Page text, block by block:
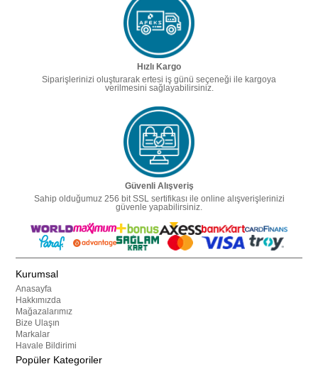
Hızlı Kargo
Siparişlerinizi oluşturarak ertesi iş günü seçeneği ile kargoya
verilmesini sağlayabilirsiniz.
Güvenli Alışveriş
Sahip olduğumuz 256 bit SSL sertifikası ile online alışverişlerinizi
güvenle yapabilirsiniz.
Kurumsal
Anasayfa
Hakkımızda
Mağazalarımız
Bize Ulaşın
Markalar
Havale Bildirimi
Popüler Kategoriler